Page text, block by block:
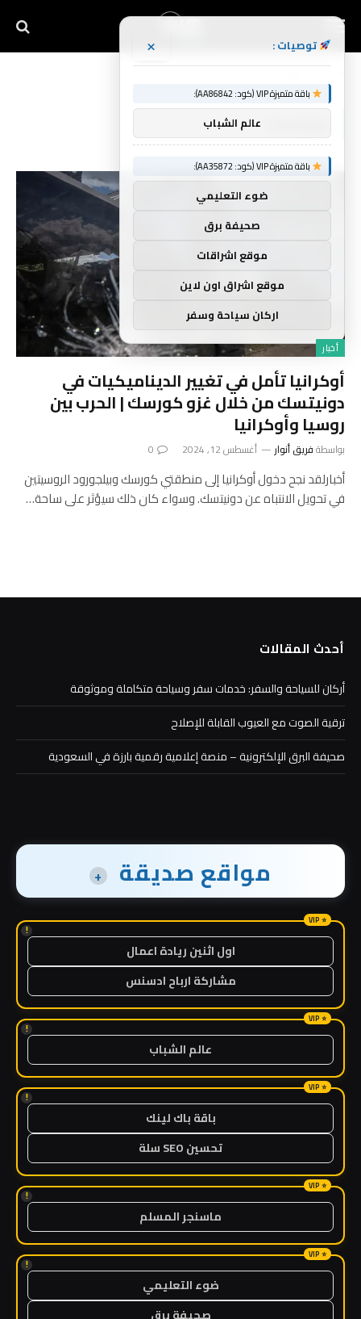
أخبار
أوكرانيا تأمل في تغيير الديناميكيات في
دونيتسك من خلال غزو كورسك | الحرب بين
روسيا وأوكرانيا
بواسطةفريق أنوار أغسطس 12, 2024 0
أخبارلقد نجح دخول أوكرانيا إلى منطقتي كورسك وبيلجورود الروسيتين
في تحويل الانتباه عن دونيتسك. وسواء كان ذلك سيؤثر على ساحة…
أحدث المقالات
أركان للسياحة والسفر: خدمات سفر وسياحة متكاملة وموثوقة
ترقية الصوت مع العيوب القابلة للإصلاح
صحيفة البرق الإلكترونية – منصة إعلامية رقمية بارزة في السعودية
مواقع صديقة +
!
اول اثنين ريادة اعمال
مشاركة ارباح ادسنس
!
عالم الشباب
!
باقة باك لينك
تحسين SEO سلة
!
ماسنجر المسلم
!
ضوء التعليمي
صحيفة برق
توصيات : ×
باقة متميزة VIP (كود: AA86842):
عالم الشباب
باقة متميزة VIP (كود: AA35872):
ضوء التعليمي
صحيفة برق
موقع اشراقات
موقع اشراق اون لاين
اركان سياحة وسفر